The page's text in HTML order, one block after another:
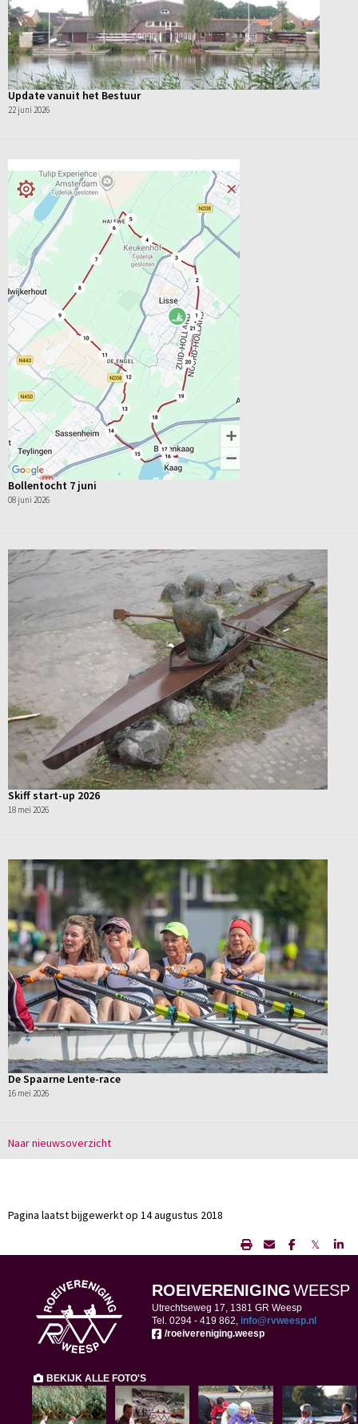
Update vanuit het Bestuur
22 juni 2026
Bollentocht 7 juni
08 juni 2026
Skiff start-up 2026
18 mei 2026
De Spaarne Lente-race
16 mei 2026
Naar nieuwsoverzicht
Pagina laatst bijgewerkt op 14 augustus 2018
𝕏
ROEIVERENIGINGWEESP
Utrechtseweg 17, 1381 GR Weesp
Tel. 0294 - 419 862, ofni@rvweesp.nl
/roeivereniging.weesp
BEKIJK ALLE FOTO'S